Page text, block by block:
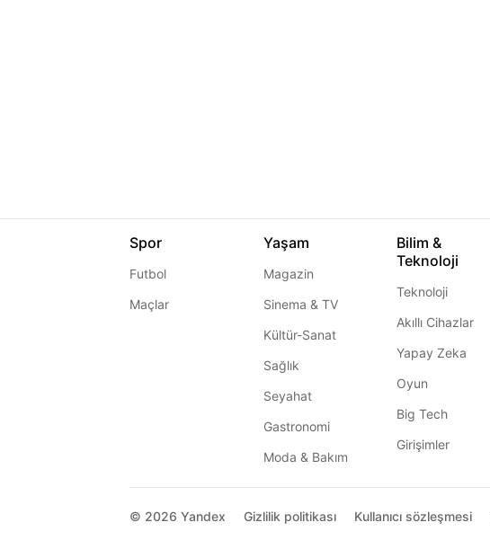
Spor
Futbol
Maçlar
Yaşam
Magazin
Sinema & TV
Kültür-Sanat
Sağlık
Seyahat
Gastronomi
Moda & Bakım
Bilim &
Teknoloji
Teknoloji
Akıllı Cihazlar
Yapay Zeka
Oyun
Big Tech
Girişimler
© 2026 Yandex Gizlilik politikası Kullanıcı sözleşmesi